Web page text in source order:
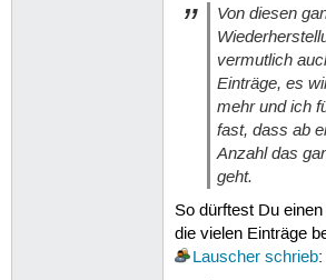
Von diesen
vermutlich
Einträge, es
mehr und ich
fast, dass ab
Anzahl das
geht.
So dürftest Du
die vielen Einträge
Lauscher schrieb: